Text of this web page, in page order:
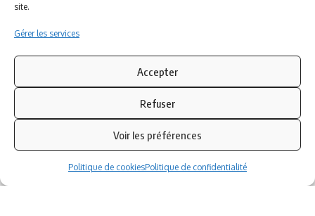
site.
Gérer les services
Accepter
Refuser
Voir les préférences
Politique de cookiesPolitique de confidentialité